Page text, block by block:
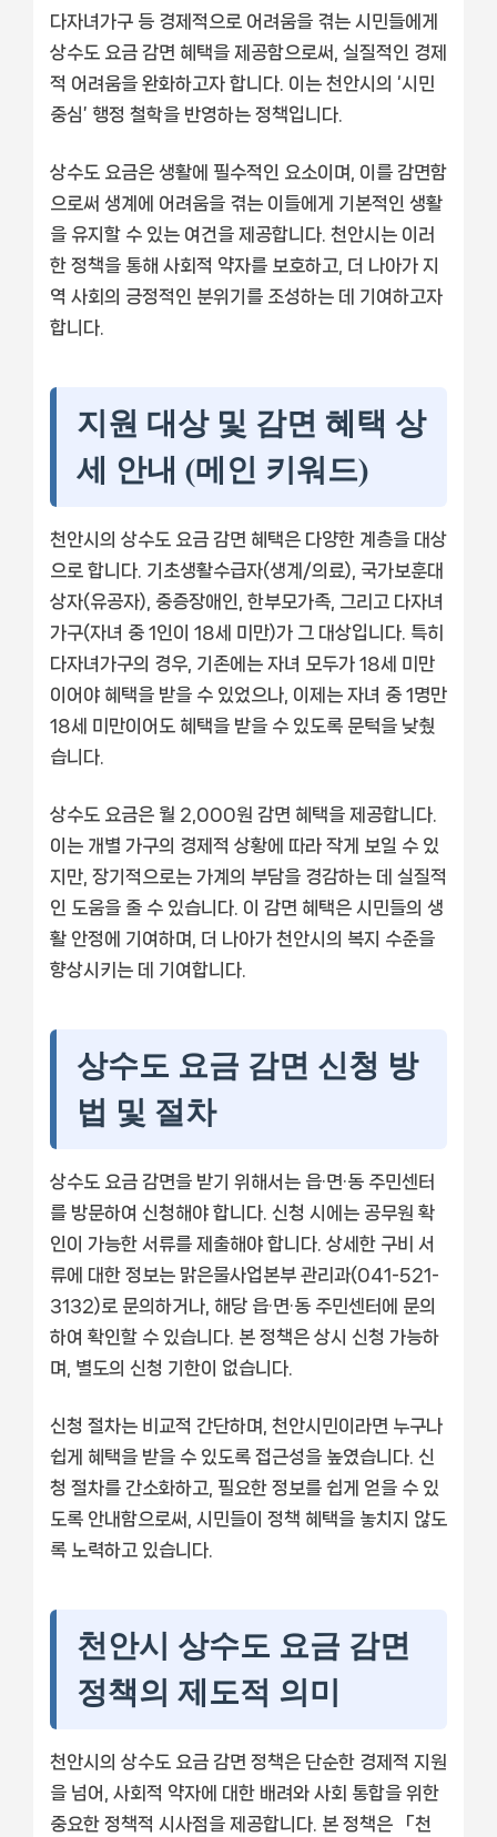
다자녀가구 등 경제적으로 어려움을 겪는 시민들에게
상수도 요금 감면 혜택을 제공함으로써, 실질적인 경제
적 어려움을 완화하고자 합니다. 이는 천안시의 ‘시민
중심’ 행정 철학을 반영하는 정책입니다.
상수도 요금은 생활에 필수적인 요소이며, 이를 감면함
으로써 생계에 어려움을 겪는 이들에게 기본적인 생활
을 유지할 수 있는 여건을 제공합니다. 천안시는 이러
한 정책을 통해 사회적 약자를 보호하고, 더 나아가 지
역 사회의 긍정적인 분위기를 조성하는 데 기여하고자
합니다.
지원 대상 및 감면 혜택 상
세 안내 (메인 키워드)
천안시의 상수도 요금 감면 혜택은 다양한 계층을 대상
으로 합니다. 기초생활수급자(생계/의료), 국가보훈대
상자(유공자), 중증장애인, 한부모가족, 그리고 다자녀
가구(자녀 중 1인이 18세 미만)가 그 대상입니다. 특히
다자녀가구의 경우, 기존에는 자녀 모두가 18세 미만
이어야 혜택을 받을 수 있었으나, 이제는 자녀 중 1명만
18세 미만이어도 혜택을 받을 수 있도록 문턱을 낮췄
습니다.
상수도 요금은 월 2,000원 감면 혜택을 제공합니다.
이는 개별 가구의 경제적 상황에 따라 작게 보일 수 있
지만, 장기적으로는 가계의 부담을 경감하는 데 실질적
인 도움을 줄 수 있습니다. 이 감면 혜택은 시민들의 생
활 안정에 기여하며, 더 나아가 천안시의 복지 수준을
향상시키는 데 기여합니다.
상수도 요금 감면 신청 방
법 및 절차
상수도 요금 감면을 받기 위해서는 읍·면·동 주민센터
를 방문하여 신청해야 합니다. 신청 시에는 공무원 확
인이 가능한 서류를 제출해야 합니다. 상세한 구비 서
류에 대한 정보는 맑은물사업본부 관리과(041-521-
3132)로 문의하거나, 해당 읍·면·동 주민센터에 문의
하여 확인할 수 있습니다. 본 정책은 상시 신청 가능하
며, 별도의 신청 기한이 없습니다.
신청 절차는 비교적 간단하며, 천안시민이라면 누구나
쉽게 혜택을 받을 수 있도록 접근성을 높였습니다. 신
청 절차를 간소화하고, 필요한 정보를 쉽게 얻을 수 있
도록 안내함으로써, 시민들이 정책 혜택을 놓치지 않도
록 노력하고 있습니다.
천안시 상수도 요금 감면
정책의 제도적 의미
천안시의 상수도 요금 감면 정책은 단순한 경제적 지원
을 넘어, 사회적 약자에 대한 배려와 사회 통합을 위한
중요한 정책적 시사점을 제공합니다. 본 정책은 「천